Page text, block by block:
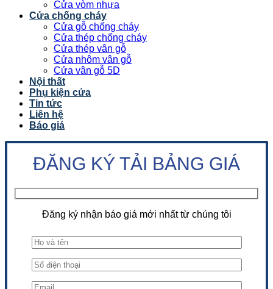
Cửa vòm nhựa
Cửa chống cháy
Cửa gỗ chống cháy
Cửa thép chống cháy
Cửa thép vân gỗ
Cửa nhôm vân gỗ
Cửa vân gỗ 5D
Nội thất
Phụ kiện cửa
Tin tức
Liên hệ
Báo giá
ĐĂNG KÝ TẢI BẢNG GIÁ
Đăng ký nhận báo giá mới nhất từ chúng tôi